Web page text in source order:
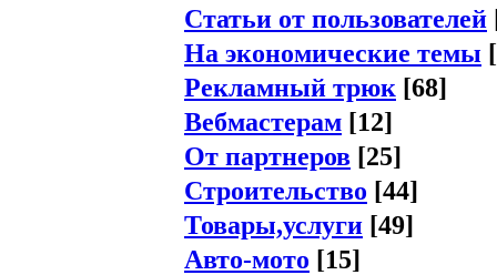
Статьи от пользователей
На экономические темы
Рекламный трюк [68]
Вебмастерам [12]
От партнеров [25]
Строительство [44]
Товары,услуги [49]
Авто-мото [15]